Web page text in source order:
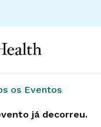
os Eventos
já decorreu.